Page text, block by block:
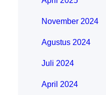
November 2024
Agustus 2024
Juli 2024
April 2024